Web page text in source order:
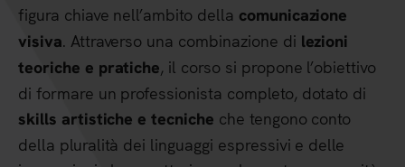
figura chiave nell’ambito della comunicazione
visiva. Attraverso una combinazione di lezioni
teoriche e pratiche, il corso si propone l’obiettivo
di formare un professionista completo, dotato di
skills artistiche e tecniche che tengono conto
della pluralità dei linguaggi espressivi e delle